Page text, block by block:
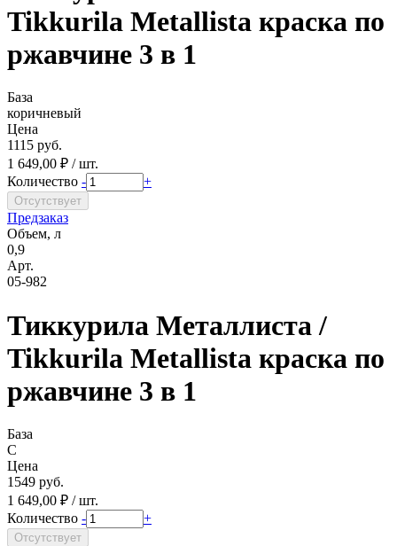
Tikkurila Metallista краска по
ржавчине 3 в 1
База
коричневый
Цена
1115 руб.
1 649,00 ₽ / шт.
Количество - +
Предзаказ
Объем, л
0,9
Арт.
05-982
Тиккурила Металлиста /
Tikkurila Metallista краска по
ржавчине 3 в 1
База
C
Цена
1549 руб.
1 649,00 ₽ / шт.
Количество - +